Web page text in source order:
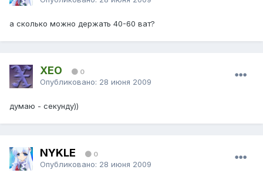
а сколько можно держать 40-60 ват?
XEO 0
Опубликовано: 28 июня 2009
думаю - секунду))
NYKLE 0
Опубликовано: 28 июня 2009